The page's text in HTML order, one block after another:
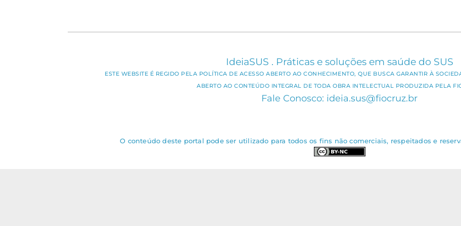
IdeiaSUS . Práticas e soluções em saúde do SUS
ESTE WEBSITE É REGIDO PELA POLÍTICA DE ACESSO ABERTO AO CONHECIMENTO, QUE BUSCA GARANTIR À
ABERTO AO CONTEÚDO INTEGRAL DE TODA OBRA INTELECTUAL PRODUZIDA PELA
Fale Conosco: ideia.sus@fiocruz.br
O conteúdo deste portal pode ser utilizado para todos os fins não comerciais, respeitados e